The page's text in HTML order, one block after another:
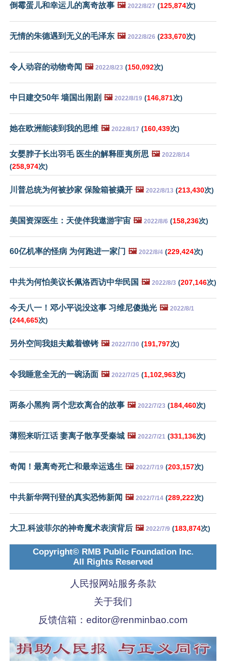
倒霉蛋儿和幸运儿的离奇故事 🖼️ 2022/8/27 (125,874次)
无情的朱德遇到无义的毛泽东 🖼️ 2022/8/26 (233,670次)
令人动容的动物奇闻 🖼️ 2022/8/23 (150,092次)
中日建交50年 墙国出闹剧 🖼️ 2022/8/19 (146,871次)
她在欧洲能读到我的思维 🖼️ 2022/8/17 (160,439次)
女婴脖子长出羽毛 医生的解释匪夷所思 🖼️ 2022/8/14
(258,974次)
川普总统为何被抄家 保险箱被撬开 🖼️ 2022/8/13 (213,430次)
美国资深医生：天使伴我遨游宇宙 🖼️ 2022/8/6 (158,236次)
60亿机率的怪病 为何跑进一家门 🖼️ 2022/8/4 (229,424次)
中共为何怕美议长佩洛西访中华民国 🖼️ 2022/8/3 (207,146次)
今天八一！邓小平说没这事 习维尼傻抛光 🖼️ 2022/8/1
(244,665次)
另外空间我姐夫戴着镣铐 🖼️ 2022/7/30 (191,797次)
令我睡意全无的一碗汤面 🖼️ 2022/7/25 (1,102,963次)
两条小黑狗 两个悲欢离合的故事 🖼️ 2022/7/23 (184,460次)
薄熙来听江话 妻离子散享受秦城 🖼️ 2022/7/21 (331,136次)
奇闻！最离奇死亡和最幸运逃生 🖼️ 2022/7/19 (203,157次)
中共新华网刊登的真实恐怖新闻 🖼️ 2022/7/14 (289,222次)
大卫.科波菲尔的神奇魔术表演背后 🖼️ 2022/7/9 (183,874次)
Copyright© RMB Public Foundation Inc.
All Rights Reserved
人民报网站服务条款
关于我们
反馈信箱： editor@renminbao.com